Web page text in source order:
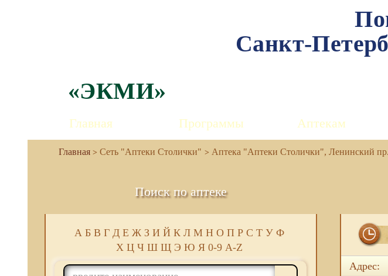
Санкт-
«ЭКМИ»
Главная Программы Аптекам
Сеть "Аптеки Столички" Аптека "Аптеки Столички", Ленинский
Поиск по аптеке
А Б В Г Д Е Ж З И Й К Л М Н О П Р С Т У Ф
Х Ц Ч Ш Щ Э Ю Я 0-9 A-Z
Адрес: